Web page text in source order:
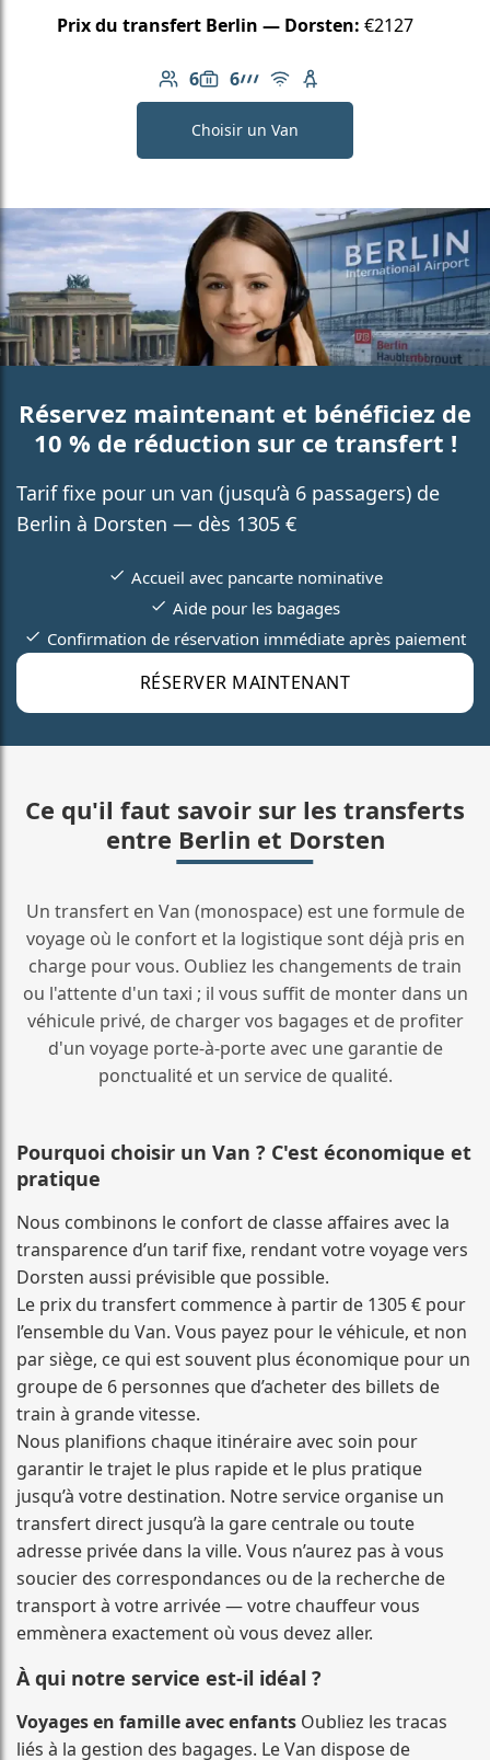
Prix du transfert Berlin — Dorsten: €2127
6
Nombre de passagers: 6
6
Capacité des bagages: 6
Ligne AMG
Wi-Fi gratuit
Siège enfant
Choisir un Van
Réservez maintenant et bénéficiez de
10 % de réduction sur ce transfert !
Tarif fixe pour un van (jusqu’à 6 passagers) de
Berlin à Dorsten — dès 1305 €
RÉSERVER MAINTENANT
Accueil avec pancarte nominative
Aide pour les bagages
Confirmation de réservation immédiate après paiement
Ce qu'il faut savoir sur les transferts
entre Berlin et Dorsten
Un transfert en Van (monospace) est une formule de
voyage où le confort et la logistique sont déjà pris en
charge pour vous. Oubliez les changements de train
ou l'attente d'un taxi ; il vous suffit de monter dans un
véhicule privé, de charger vos bagages et de profiter
d'un voyage porte-à-porte avec une garantie de
ponctualité et un service de qualité.
Pourquoi choisir un Van ? C'est économique et
pratique
Nous combinons le confort de classe affaires avec la
transparence d’un tarif fixe, rendant votre voyage vers
Dorsten aussi prévisible que possible.
Le prix du transfert commence à partir de 1305 € pour
l’ensemble du Van. Vous payez pour le véhicule, et non
par siège, ce qui est souvent plus économique pour un
groupe de 6 personnes que d’acheter des billets de
train à grande vitesse.
Nous planifions chaque itinéraire avec soin pour
garantir le trajet le plus rapide et le plus pratique
jusqu’à votre destination. Notre service organise un
transfert direct jusqu’à la gare centrale ou toute
adresse privée dans la ville. Vous n’aurez pas à vous
soucier des correspondances ou de la recherche de
transport à votre arrivée — votre chauffeur vous
emmènera exactement où vous devez aller.
À qui notre service est-il idéal ?
Voyages en famille avec enfants Oubliez les tracas
liés à la gestion des bagages. Le Van dispose de